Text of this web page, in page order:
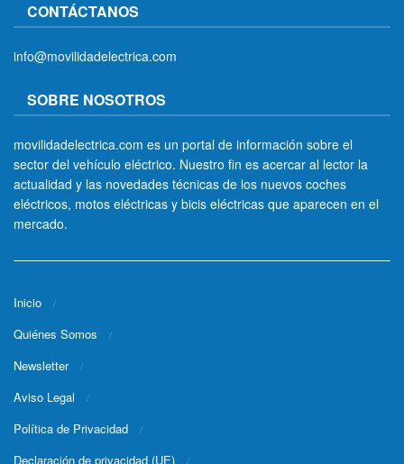
CONTÁCTANOS
info@movilidadelectrica.com
SOBRE NOSOTROS
movilidadelectrica.com es un portal de información sobre el
sector del vehículo eléctrico. Nuestro fin es acercar al lector la
actualidad y las novedades técnicas de los nuevos coches
eléctricos, motos eléctricas y bicis eléctricas que aparecen en el
mercado.
Inicio
Quiénes Somos
Newsletter
Aviso Legal
Política de Privacidad
Declaración de privacidad (UE)